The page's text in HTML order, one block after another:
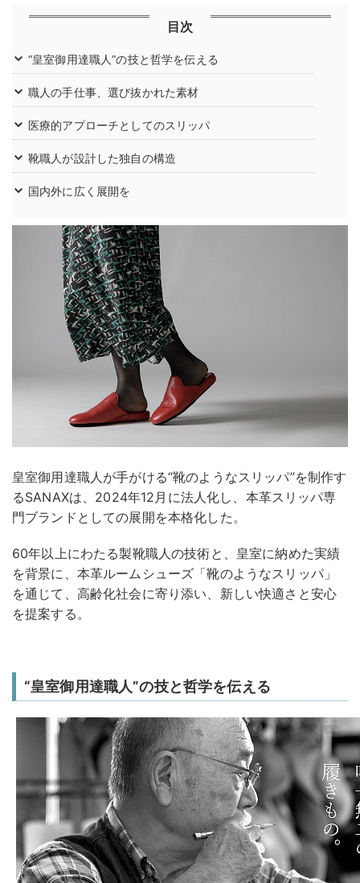
目次
“皇室御用達職人”の技と哲学を伝える
職人の手仕事、選び抜かれた素材
医療的アプローチとしてのスリッパ
靴職人が設計した独自の構造
国内外に広く展開を
皇室御用達職人が手がける“靴のようなスリッパ”を制作す
るSANAXは、2024年12月に法人化し、本革スリッパ専
門ブランドとしての展開を本格化した。
60年以上にわたる製靴職人の技術と、皇室に納めた実績
を背景に、本革ルームシューズ「靴のようなスリッパ」
を通じて、高齢化社会に寄り添い、新しい快適さと安心
を提案する。
“皇室御用達職人”の技と哲学を伝える